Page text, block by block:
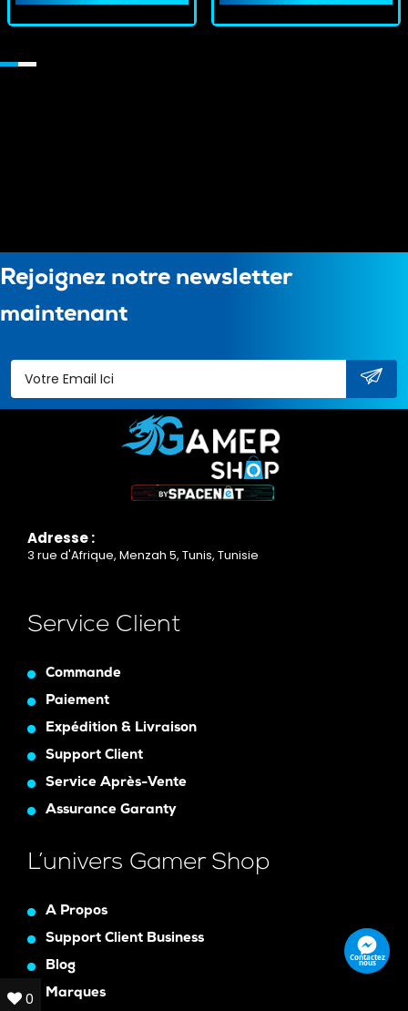
Rejoignez notre newsletter
maintenant
Adresse :
3 rue d'Afrique, Menzah 5, Tunis, Tunisie
Service Client
Commande
Paiement
Expédition & Livraison
Support Client
Service Après-Vente
Assurance Garanty
L’univers Gamer Shop
A Propos
Support Client Business
Blog
Marques
Contactez
nous
0
0